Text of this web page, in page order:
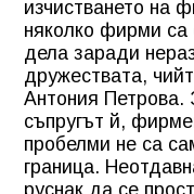
изчистването на
няколко фирми
дела заради
дружествата,
Антония Петрова.
съпругът й,
пробелми не са
граница.
руснак да се